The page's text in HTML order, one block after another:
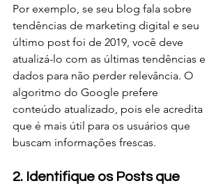
Por exemplo, se seu blog fala sobre
tendências de marketing digital e seu
último post foi de 2019, você deve
atualizá-lo com as últimas tendências e
dados para não perder relevância. O
algoritmo do Google prefere
conteúdo atualizado, pois ele acredita
que é mais útil para os usuários que
buscam informações frescas.
2. Identifique os Posts que